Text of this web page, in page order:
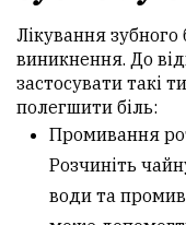
Лікування
виникнення. До
застосувати такі
полегшити біль:
Промивання
Розчиніть
води та